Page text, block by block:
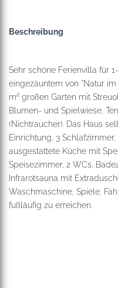
Beschreibung
Sehr schöne Ferienvilla für
eingezäuntem von "Natur
m² großen Garten mit
Blumen- und Spielwiese,
(Nichtraucher). Das Haus
Einrichtung, 3
ausgestattete Küche mit
Speisezimmer, 2 WCs,
Infrarotsauna mit
Waschmaschine, Spiele,
fußläufig zu erreichen.